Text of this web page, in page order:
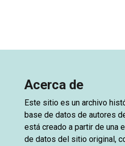
Acerca de
Este sitio es un archivo
base de datos de autores
está creado a partir de una
de datos del sitio original,